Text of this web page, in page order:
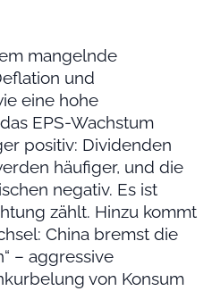
mangelnde
und
eine hohe
EPS-Wachstum
positiv: Dividenden
häufiger, und die
negativ. Es ist
zählt. Hinzu kommt
China bremst die
– aggressive
von Konsum